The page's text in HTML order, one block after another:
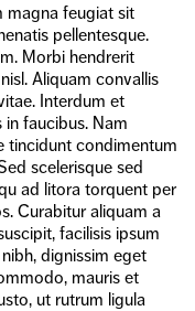
magna feugiat sit
pellentesque.
Morbi hendrerit
Aliquam convallis
Interdum et
faucibus. Nam
tincidunt condimentum
scelerisque sed
ad litora torquent per
Curabitur aliquam a
facilisis ipsum
dignissim eget
mauris et
ut rutrum ligula